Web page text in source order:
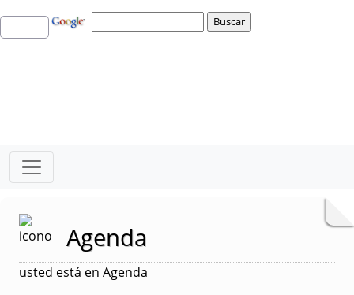
Agenda
usted está en Agenda